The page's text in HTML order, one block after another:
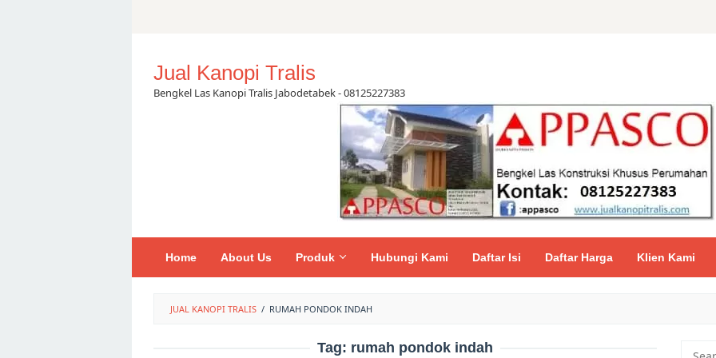
Jual Kanopi Tralis
Bengkel Las Kanopi Tralis Jabodetabek - 08125227383
Home About Us Produk Hubungi Kami Daftar Isi Daftar Harga Klien Kami
JUAL KANOPI TRALIS / RUMAH PONDOK INDAH
Tag: rumah pondok indah